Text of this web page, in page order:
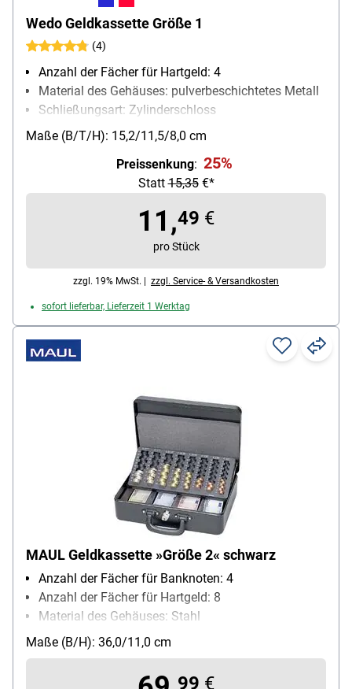
Wedo Geldkassette Größe 1
(4)
Anzahl der Fächer für Hartgeld: 4
Material des Gehäuses: pulverbeschichtetes Metall
Schließungsart: Zylinderschloss
Besonderheiten: kratzfest
Maße (B/T/H): 15,2/11,5/8,0 cm
Preissenkung: 25%
Statt15,35€*
11,49 €
pro Stück
zzgl. 19% MwSt. | zzgl. Service- & Versandkosten
sofort lieferbar, Lieferzeit 1 Werktag
MAUL Geldkassette »Größe 2« schwarz
Anzahl der Fächer für Banknoten: 4
Anzahl der Fächer für Hartgeld: 8
Material des Gehäuses: Stahl
Schließungsart: Zylinderschloss
Besonderheiten: Zähl-Einsatz rastet beim Öffnen
der Geldkassette ein
Maße (B/H): 36,0/11,0 cm
99 €